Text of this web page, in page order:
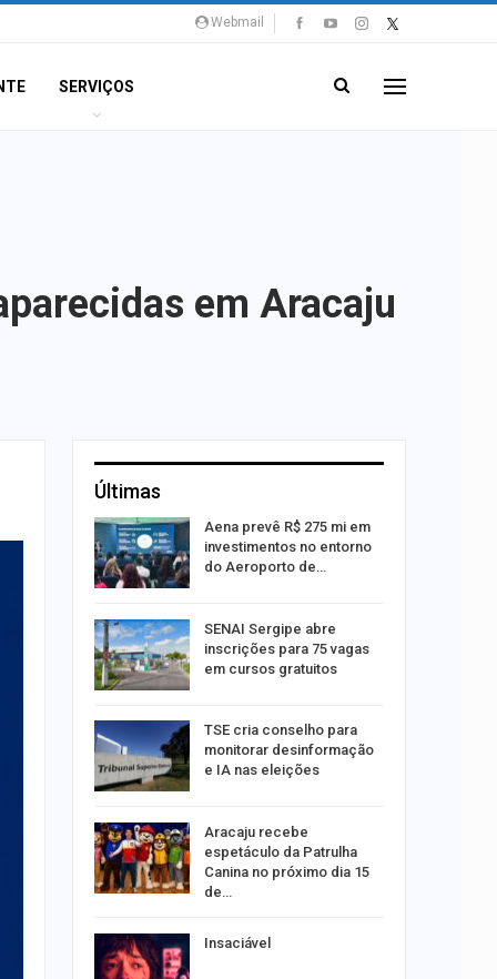
Webmail
SERVIÇOS
em Aracaju
Últimas
Aena prevê R$ 275 mi em
investimentos no entorno
do Aeroporto de…
SENAI Sergipe abre
inscrições para 75 vagas
em cursos gratuitos
TSE cria conselho para
monitorar desinformação
e IA nas eleições
Aracaju recebe
espetáculo da Patrulha
Canina no próximo dia 15
de…
Insaciável